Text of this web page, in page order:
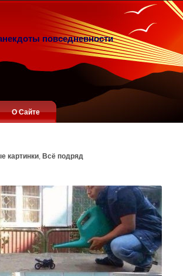
повседневности
О Сайте
картинки, Всё подряд